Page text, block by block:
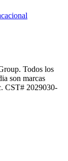
Todos los
son marcas
CST# 2029030-